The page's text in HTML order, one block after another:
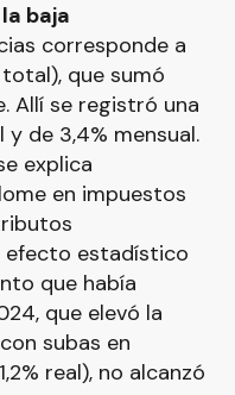
baja
corresponde a
que sumó
Allí se registró una
de 3,4% mensual.
explica
en impuestos
efecto estadístico
que había
que elevó la
subas en
real), no alcanzó